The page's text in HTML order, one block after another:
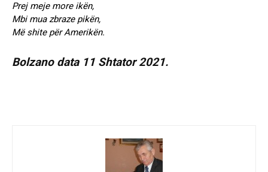
Prej meje more ikën,
Mbi mua zbraze pikën,
Më shite për Amerikën.
Bolzano data 11 Shtator 2021.